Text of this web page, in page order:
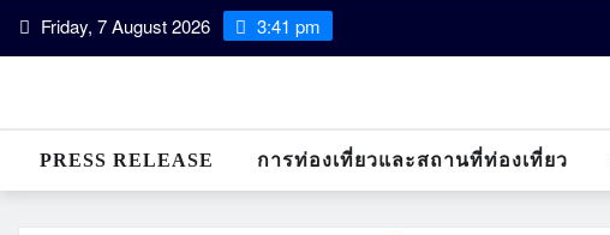
Skip Friday, 7 August 2026 3:41 pm
PRESS RELEASE การท่องเที่ยวและสถานที่ท่องเที่ยว